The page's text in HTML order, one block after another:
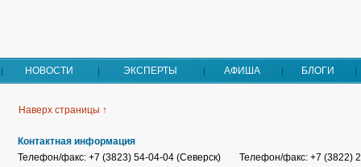
НОВОСТИ ЭКСПЕРТЫ АФИША БЛОГИ
Наверх страницы ↑
Контактная информация
Телефон/факс: +7 (3823) 54-04-04 (Северск)
Телефон/факс: +7 (3822)